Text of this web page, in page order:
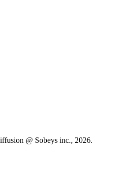
@ Sobeys inc., 2026.